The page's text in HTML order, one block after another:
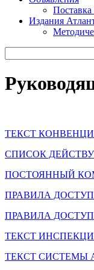
Поставка
Издания
ТЕКСТ
СПИСОК
ПОСТОЯННЫЙ
ПРАВИЛА
ПРАВИЛА
ТЕКСТ
ТЕКСТ